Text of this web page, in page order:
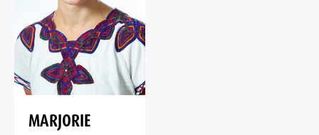
MARJORIE